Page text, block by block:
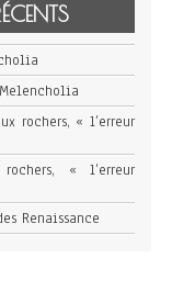
rochers, « l’erreur
« l’erreur
Renaissance